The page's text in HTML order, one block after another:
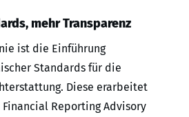
mehr Transparenz
ist die Einführung
Standards für die
Diese erarbeitet
Reporting Advisory